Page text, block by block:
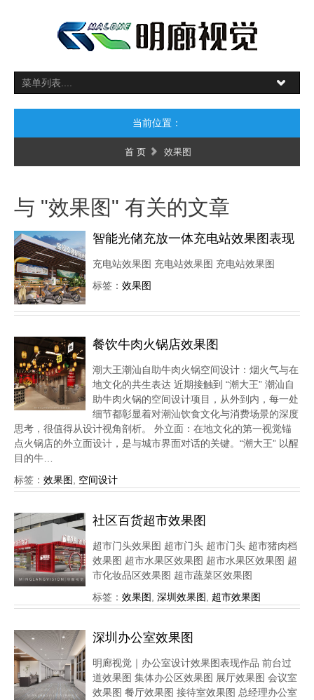
当前位置：
首 页 效果图
与 "效果图" 有关的文章
智能光储充放一体充电站效果图表现
充电站效果图 充电站效果图 充电站效果图
标签： 效果图
餐饮牛肉火锅店效果图
潮大王潮汕自助牛肉火锅空间设计：烟火气与在
地文化的共生表达 近期接触到 “潮大王” 潮汕自
助牛肉火锅的空间设计项目，从外到内，每一处
细节都彰显着对潮汕饮食文化与消费场景的深度
思考，很值得从设计视角剖析。 外立面：在地文化的第一视觉锚
点火锅店的外立面设计，是与城市界面对话的关键。“潮大王” 以醒
目的牛…
标签： 效果图 空间设计
社区百货超市效果图
超市门头效果图 超市门头 超市门头 超市猪肉档
效果图 超市水果区效果图 超市水果区效果图 超
市化妆品区效果图 超市蔬菜区效果图
标签： 效果图 深圳效果图 超市效果图
深圳办公室效果图
明廊视觉｜办公室设计效果图表现作品 前台过
道效果图 集体办公区效果图 展厅效果图 会议室
效果图 餐厅效果图 接待室效果图 总经理办公室